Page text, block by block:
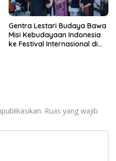
Gentra Lestari Budaya Bawa
Misi Kebudayaan Indonesia
ke Festival Internasional di
Ruas yang wajib